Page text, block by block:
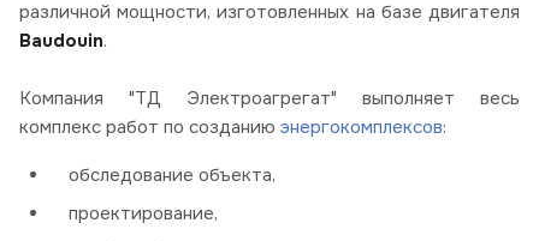
различной мощности, изготовленных на базе двигателя
Baudouin.
Компания "ТД Электроагрегат" выполняет весь
комплекс работ по созданию энергокомплексов:
обследование объекта,
проектирование,